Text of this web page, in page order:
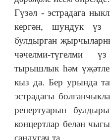
Гүзәл - эстрадага
кергән, шундук
булдырган
чәчелми-түгелми
тырышлык һәм
кыз да. Бер урында
эстрадагы
репертуарын
концертлар белән
сандугач та.